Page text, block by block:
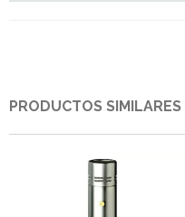
PRODUCTOS SIMILARES